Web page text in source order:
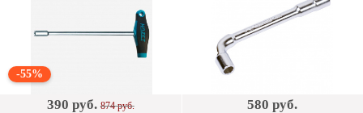
-55%
390 руб.874 руб. 580 руб.